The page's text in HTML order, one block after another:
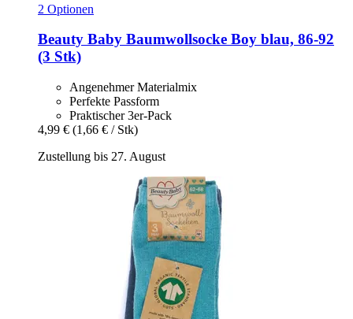
2 Optionen
Beauty Baby Baumwollsocke Boy blau, 86-​92
(3 Stk)
Angenehmer Materialmix
Perfekte Passform
Praktischer 3er-Pack
4,99 € (1,66 € / Stk)
Zustellung bis 27. August